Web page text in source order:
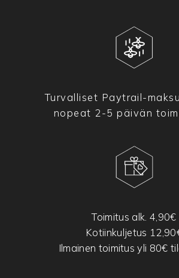
Turvalliset Paytrail-
nopeat 2-5 päivän
Toimitus alk. 4,90€
Kotiinkuljetus
Ilmainen toimitus yli 80€